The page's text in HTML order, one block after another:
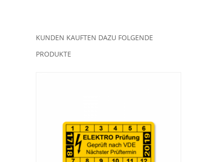
KUNDEN KAUFTEN DAZU FOLGENDE
PRODUKTE